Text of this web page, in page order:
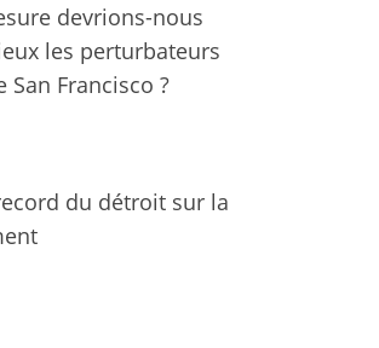
devrions-nous
les perturbateurs
Francisco ?
du détroit sur la